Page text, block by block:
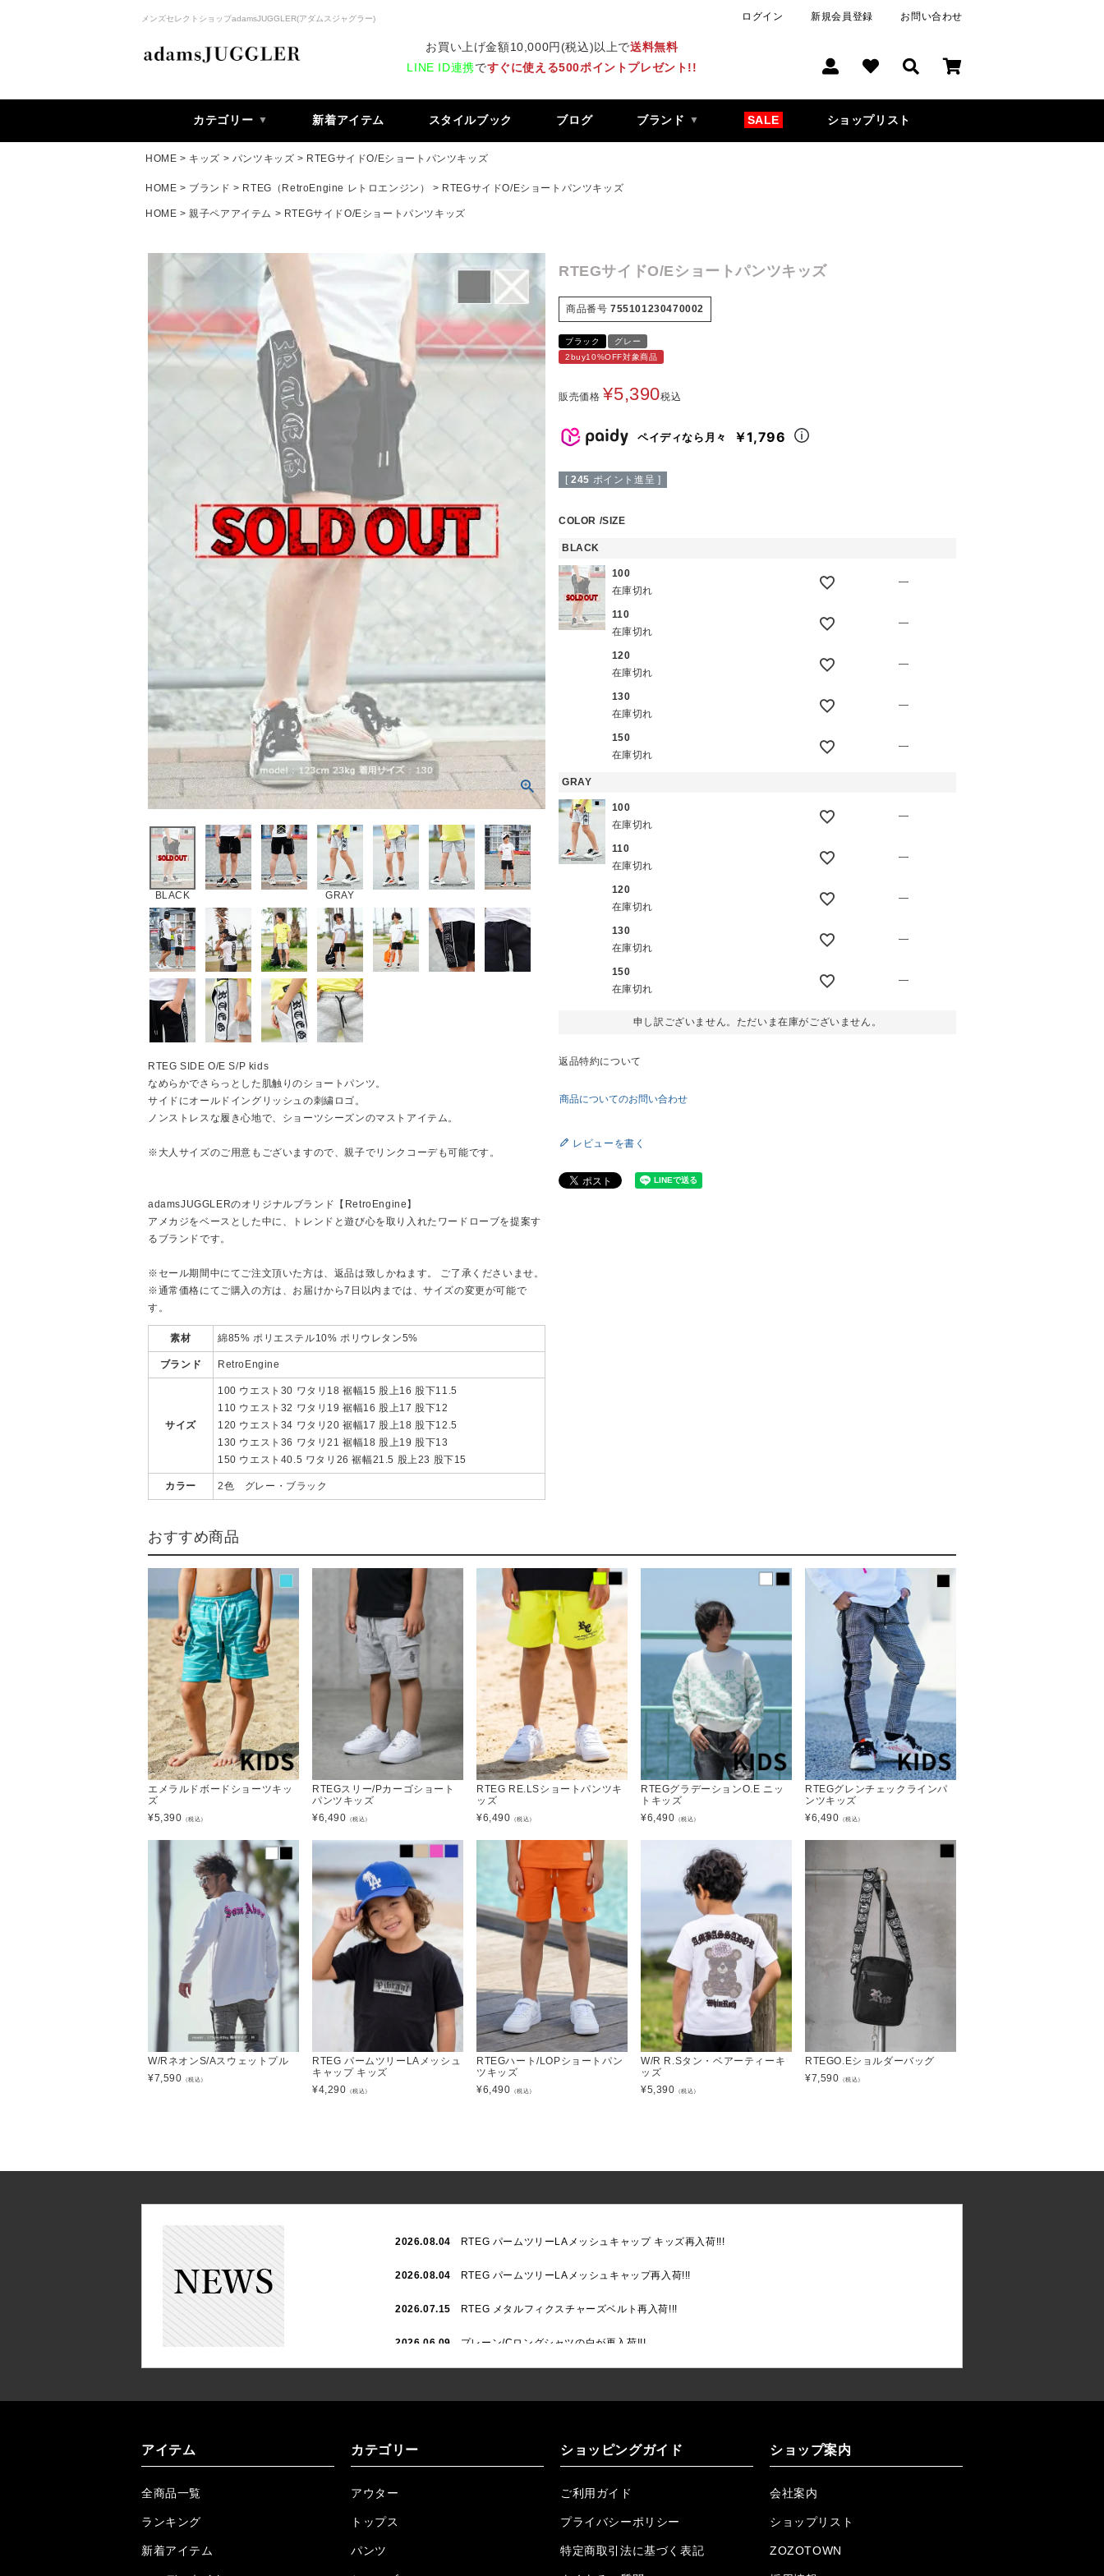
メンズセレクトショップadamsJUGGLER(アダムスジャグラー) ログイン 新規会員登録 お問い合わせ
お買い上げ金額10,000円(税込)以上で送料無料
LINE ID連携ですぐに使える500ポイントプレゼント!!
カテゴリー 新着アイテム スタイルブック ブログ ブランド SALE ショップリスト
HOME キッズ パンツキッズ RTEGサイドO/Eショートパンツキッズ
HOME ブランド RTEG（RetroEngine レトロエンジン） RTEGサイドO/Eショートパンツキッズ
HOME 親子ペアアイテム RTEGサイドO/Eショートパンツキッズ
BLACK GRAY
RTEG SIDE O/E S/P kids
なめらかでさらっとした肌触りのショートパンツ。
サイドにオールドイングリッシュの刺繍ロゴ。
ノンストレスな履き心地で、ショーツシーズンのマストアイテム。
※大人サイズのご用意もございますので、親子でリンクコーデも可能です。
adamsJUGGLERのオリジナルブランド【RetroEngine】
アメカジをベースとした中に、トレンドと遊び心を取り入れたワードローブを提案す
るブランドです。
※セール期間中にてご注文頂いた方は、返品は致しかねます。 ご了承くださいませ。
※通常価格にてご購入の方は、お届けから7日以内までは、サイズの変更が可能で
す。
素材 綿85% ポリエステル10% ポリウレタン5%
ブランド RetroEngine
サイズ
100 ウエスト30 ワタリ18 裾幅15 股上16 股下11.5
110 ウエスト32 ワタリ19 裾幅16 股上17 股下12
120 ウエスト34 ワタリ20 裾幅17 股上18 股下12.5
130 ウエスト36 ワタリ21 裾幅18 股上19 股下13
150 ウエスト40.5 ワタリ26 裾幅21.5 股上23 股下15
カラー 2色 グレー・ブラック
RTEGサイドO/Eショートパンツキッズ
商品番号 755101230470002
ブラック
グレー
2buy10%OFF対象商品
販売価格 ¥5,390税込
ペイディなら月々 ￥1,796
[ 245 ポイント進呈 ]
COLOR SIZE
BLACK
100
在庫切れ
—
110
在庫切れ
—
120
在庫切れ
—
130
在庫切れ
—
150
在庫切れ
—
GRAY
100
在庫切れ
—
110
在庫切れ
—
120
在庫切れ
—
130
在庫切れ
—
150
在庫切れ
—
申し訳ございません。ただいま在庫がございません。
返品特約について
商品についてのお問い合わせ
レビューを書く
おすすめ商品
エメラルドボードショーツキッ
ズ
¥5,390 （税込）
RTEGスリー/Pカーゴショート
パンツキッズ
¥6,490 （税込）
RTEG RE.LSショートパンツキ
ッズ
¥6,490 （税込）
RTEGグラデーションO.E ニッ
トキッズ
¥6,490 （税込）
RTEGグレンチェックラインパ
ンツキッズ
¥6,490 （税込）
W/RネオンS/Aスウェットプル
¥7,590 （税込）
RTEG パームツリーLAメッシュ
キャップ キッズ
¥4,290 （税込）
RTEGハート/LOPショートパン
ツキッズ
¥6,490 （税込）
W/R R.Sタン・ベアーティーキ
ッズ
¥5,390 （税込）
RTEGO.Eショルダーバッグ
¥7,590 （税込）
2026.08.04 RTEG パームツリーLAメッシュキャップ キッズ再入荷!!!
2026.08.04 RTEG パームツリーLAメッシュキャップ再入荷!!!
2026.07.15 RTEG メタルフィクスチャーズベルト再入荷!!!
2026.06.09 プレーン/Cロングシャツの白が再入荷!!!
2026.05.08 24/フリンジデニムロングパンツ再入荷!!!
ケミカルブラックデニムロングパンツ再入荷!!!
アイテム
全商品一覧
ランキング
新着アイテム
カテゴリー
アウター
トップス
パンツ
ショッピングガイド
ご利用ガイド
プライバシーポリシー
特定商取引法に基づく表記
ショップ案内
会社案内
ショップリスト
ZOZOTOWN